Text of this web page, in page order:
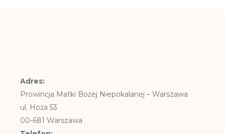
Adres:
Prowincja Matki Bożej Niepokalanej – Warszawa
ul. Hoża 53
00-681 Warszawa